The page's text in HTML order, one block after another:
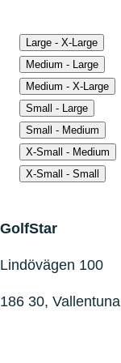
Large - X-Large
Medium - Large
Medium - X-Large
Small - Large
Small - Medium
X-Small - Medium
X-Small - Small
GolfStar
Lindövägen 100
186 30, Vallentuna